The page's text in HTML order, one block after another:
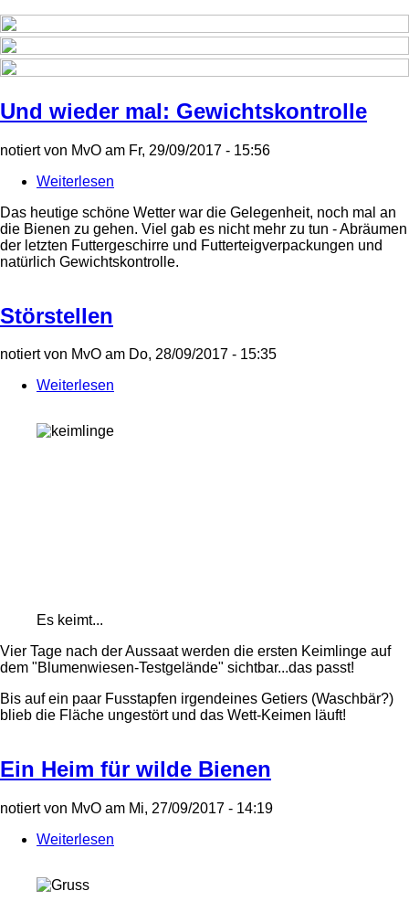
Und wieder mal: Gewichtskontrolle
notiert von MvO am Fr, 29/09/2017 - 15:56
Weiterlesen
wieder
mal:
Gewichtskontrolle
Das heutige schöne Wetter war die Gelegenheit, noch mal an
die Bienen zu gehen. Viel gab es nicht mehr zu tun - Abräumen
der letzten Futtergeschirre und Futterteigverpackungen und
natürlich Gewichtskontrolle.
Störstellen
notiert von MvO am Do, 28/09/2017 - 15:35
Weiterlesen
Es keimt...
Vier Tage nach der Aussaat werden die ersten Keimlinge auf
dem "Blumenwiesen-Testgelände" sichtbar...das passt!
Bis auf ein paar Fusstapfen irgendeines Getiers (Waschbär?)
blieb die Fläche ungestört und das Wett-Keimen läuft!
Ein Heim für wilde Bienen
notiert von MvO am Mi, 27/09/2017 - 14:19
Weiterlesen